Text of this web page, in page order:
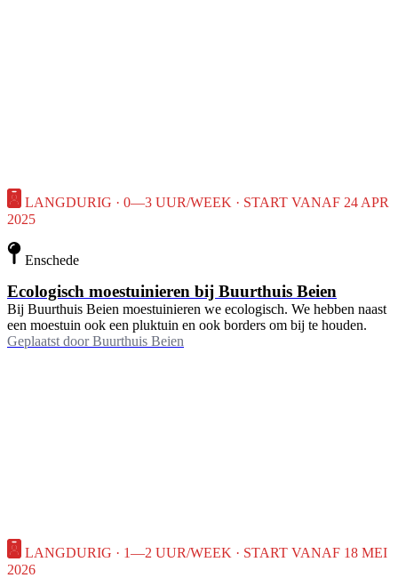
LANGDURIG · 0—3 UUR/WEEK · START VANAF 24 APR
2025
Enschede
Ecologisch moestuinieren bij Buurthuis Beien
Bij Buurthuis Beien moestuinieren we ecologisch. We hebben naast
een moestuin ook een pluktuin en ook borders om bij te houden.
Geplaatst door Buurthuis Beien
LANGDURIG · 1—2 UUR/WEEK · START VANAF 18 MEI
2026